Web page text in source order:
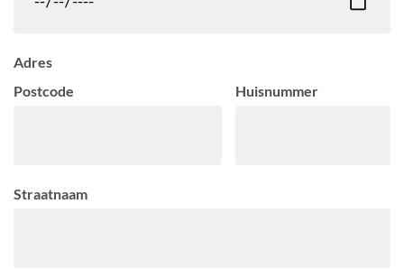
Adres
Postcode
Huisnummer
Straatnaam